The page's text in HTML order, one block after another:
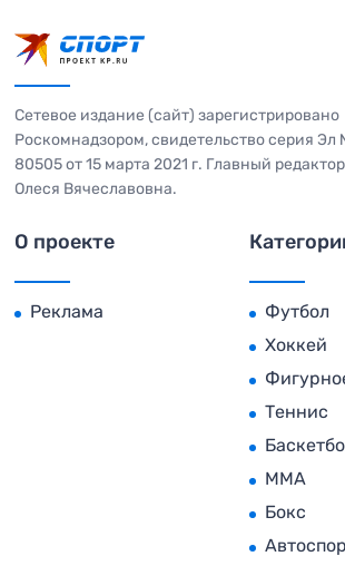
Сетевое издание (сайт) зарегистрировано
Роскомнадзором, свидетельство серия
80505 от 15 марта 2021 г. Главный
Олеся Вячеславовна.
О проекте
Реклама
Футбол
Хоккей
Теннис
MMA
Бокс